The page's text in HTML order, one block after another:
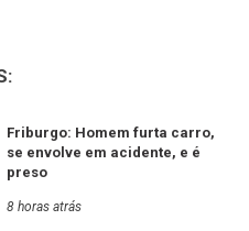
Friburgo: Homem furta carro,
se envolve em acidente, e é
preso
8 horas atrás